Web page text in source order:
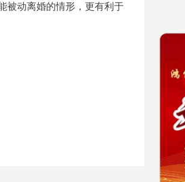
被动离婚的情形，更有利于